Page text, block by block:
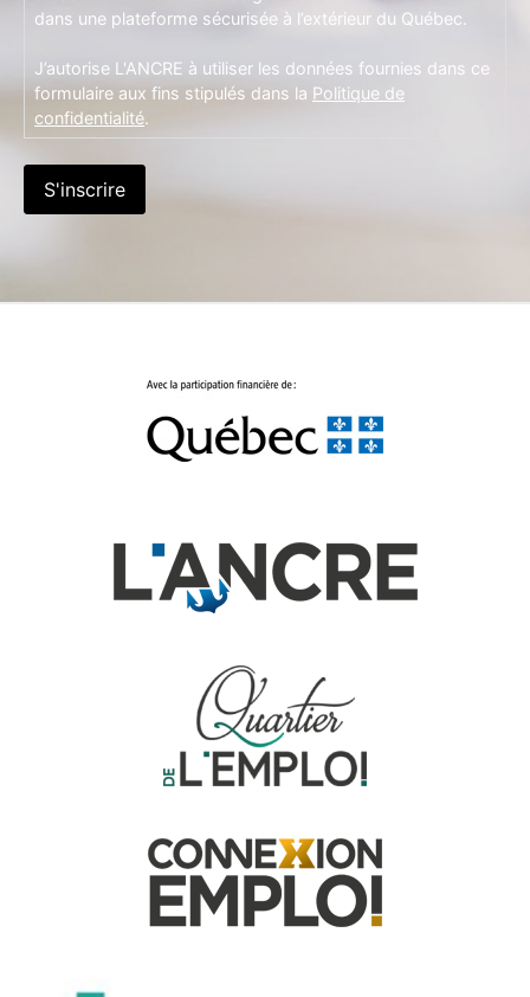
dans une plateforme sécurisée à l’extérieur du Québec.
J’autorise L'ANCRE à utiliser les données fournies dans ce
formulaire aux fins stipulés dans la Politique de
confidentialité.
S'inscrire